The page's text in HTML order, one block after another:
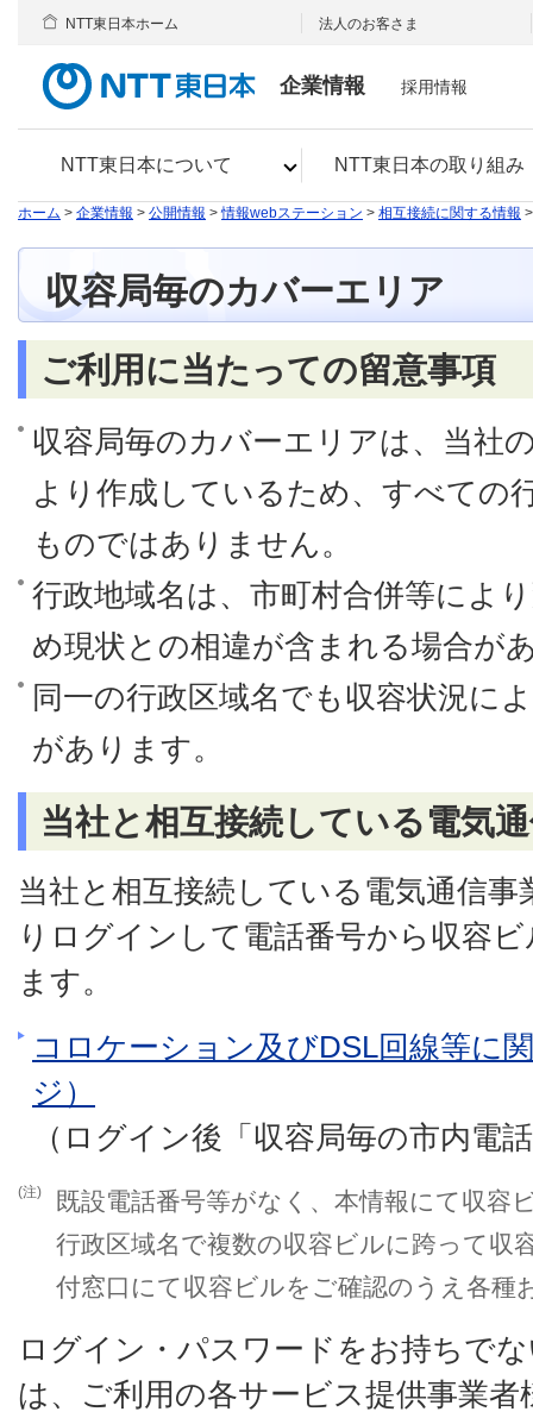
企業情報
NTT東日本について NTT東日本の取り組み
NTT東日本ホーム 法人のお客さま
採用情報
ホーム > 企業情報 > 公開情報 >情報webステーション > 相互接続に関する情報
収容局毎のカバーエリア
ご利用に当たっての留意事項
収容局毎のカバーエリアは、当社
より作成しているため、すべての
ものではありません。
行政地域名は、市町村合併等によ
め現状との相違が含まれる場合が
同一の行政区域名でも収容状況に
があります。
当社と相互接続している電気
当社と相互接続している電気通信
りログインして電話番号から収容
ます。
コロケーション及びDSL回線等に
ジ）
（ログイン後「収容局毎の市内電
(注)
既設電話番号等がなく、本情報にて収容
行政区域名で複数の収容ビルに跨って収
付窓口にて収容ビルをご確認のうえ各種
ログイン・パスワードをお持ちで
は、ご利用の各サービス提供事業